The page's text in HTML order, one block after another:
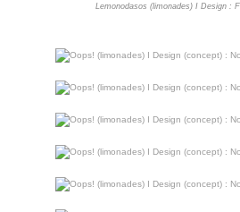
Lemonodasos (limonades) I Design :